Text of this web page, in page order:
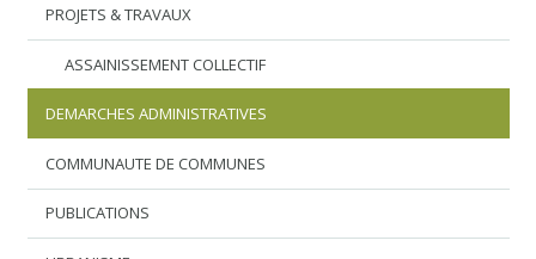
PROJETS & TRAVAUX
ASSAINISSEMENT COLLECTIF
DEMARCHES ADMINISTRATIVES
COMMUNAUTE DE COMMUNES
PUBLICATIONS